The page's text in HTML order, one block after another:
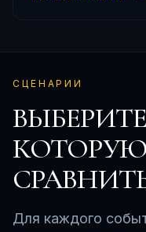
СЦЕНАРИИ
Для каждого